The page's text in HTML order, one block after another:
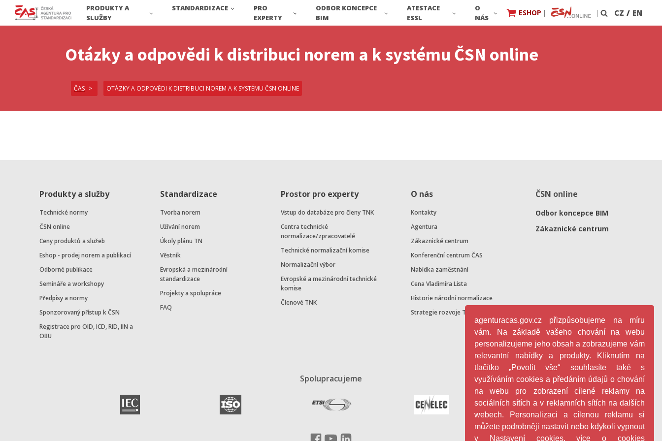
PRODUKTY A
SLUŽBY
STANDARDIZACE
PRO
EXPERTY
ODBOR KONCEPCE
BIM
ATESTACE
ESSL
O
NÁS
ESHOP | | Vyhledávání
CZ / EN
Otázky a odpovědi k distribuci norem a k systému ČSN online
ČAS OTÁZKY A ODPOVĚDI K DISTRIBUCI NOREM A K SYSTÉMU ČSN ONLINE
Produkty a služby
Technické normy
ČSN online
Ceny produktů a služeb
Eshop - prodej norem a publikací
Odborné publikace
Semináře a workshopy
Předpisy a normy
Sponzorovaný přístup k ČSN
Registrace pro OID, ICD, RID, IIN a
OBU
Standardizace
Tvorba norem
Užívání norem
Úkoly plánu TN
Věstník
Evropská a mezinárodní
standardizace
Projekty a spolupráce
FAQ
Prostor pro experty
Vstup do databáze pro členy TNK
Centra technické
normalizace/zpracovatelé
Technické normalizační komise
Normalizační výbor
Evropské a mezinárodní technické
komise
Členové TNK
O nás
Kontakty
Agentura
Zákaznické centrum
Konferenční centrum ČAS
Nabídka zaměstnání
Cena Vladimíra Lista
Historie národní normalizace
Strategie rozvoje TN v ČR
ČSN online
Odbor koncepce BIM
Zákaznické centrum
Spolupracujeme
agenturacas.gov.cz přizpůsobujeme na míru
vám. Na základě vašeho chování na webu
personalizujeme jeho obsah a zobrazujeme vám
relevantní nabídky a produkty. Kliknutím na
tlačítko „Povolit vše“ souhlasíte také s
využíváním cookies a předáním údajů o chování
na webu pro zobrazení cílené reklamy na
sociálních sítích a v reklamních sítích na dalších
webech. Personalizaci a cílenou reklamu si
můžete podrobněji nastavit nebo kdykoli vypnout
v Nastavení cookies. více o cookies